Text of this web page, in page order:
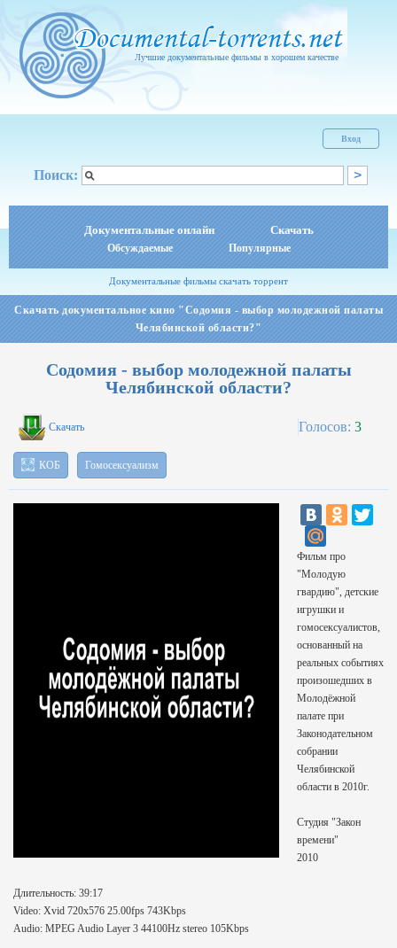
Лучшие документальные фильмы в хорошем качестве
Вход
Поиск:
Документальные онлайн Скачать
Обсуждаемые Популярные
Документальные фильмы скачать торрент
Скачать документальное кино "Содомия - выбор молодежной палаты
Челябинской области?"
Содомия - выбор молодежной палаты
Челябинской области?
Скачать Голосов: 3
КОБ Гомосексуализм
Фильм про
"Молодую
гвардию", детские
игрушки и
гомосексуалистов,
основанный на
реальных событиях
произошедших в
Молодёжной
палате при
Законодательном
собрании
Челябинской
области в 2010г.
Студия "Закон
времени"
2010
Длительность: 39:17
Video: Xvid 720x576 25.00fps 743Kbps
Audio: MPEG Audio Layer 3 44100Hz stereo 105Kbps